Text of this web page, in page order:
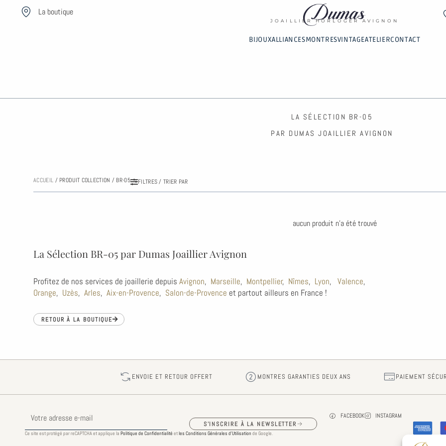
La boutique
DUMAS
JOAILLIER HORLOGER AVIGNON
BIJOUXALLIANCESMONTRESVINTAGEATELIERCONTACT
LA SÉLECTION BR-05
PAR DUMAS JOAILLIER AVIGNON
ACCUEIL / PRODUIT COLLECTION / BR-05 FILTRES / TRIER PAR
aucun produit n'a été trouvé
La Sélection BR-05 par Dumas Joaillier Avignon
Profitez de nos services de joaillerie depuisAvignon, Marseille, Montpellier, Nîmes, Lyon,Valence,
Orange, Uzès,Arles,Aix-en-Provence, Salon-de-Provence et partout ailleurs en France !
RETOUR À LA BOUTIQUE
ENVOIE ET RETOUR OFFERT MONTRES GARANTIES DEUX ANS PAIEMENT
mail
S'INSCRIRE À LA NEWSLETTER
Ce site est protégé par reCAPTCHA et applique laPolitique de Confidentialité etles Conditions Générales d’Utilisation de Google.
FACEBOOK INSTAGRAM